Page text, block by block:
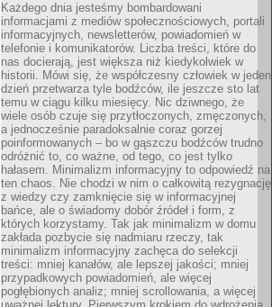
Każdego dnia jesteśmy bombardowani
informacjami z mediów społecznościowych, portali
informacyjnych, newsletterów, powiadomień w
telefonie i komunikatorów. Liczba treści, które do
nas docierają, jest większa niż kiedykolwiek w
historii. Mówi się, że współczesny człowiek w jeden
dzień przetwarza tyle bodźców, ile jeszcze sto lat
temu w ciągu kilku miesięcy. Nic dziwnego, że
wiele osób czuje się przytłoczonych, zmęczonych,
a jednocześnie paradoksalnie coraz gorzej
poinformowanych – bo w gąszczu bodźców trudno
odróżnić to, co ważne, od tego, co jest tylko
hałasem. Minimalizm informacyjny to odpowiedź na
ten chaos. Nie chodzi w nim o całkowitą rezygnację
z wiedzy czy zamknięcie się w informacyjnej
bańce, ale o świadomy dobór źródeł i form, z
których korzystamy. Tak jak minimalizm w domu
zakłada pozbycie się nadmiaru rzeczy, tak
minimalizm informacyjny zachęca do selekcji
treści: mniej kanałów, ale lepszej jakości; mniej
przypadkowych powiadomień, ale więcej
pogłębionych analiz; mniej scrollowania, a więcej